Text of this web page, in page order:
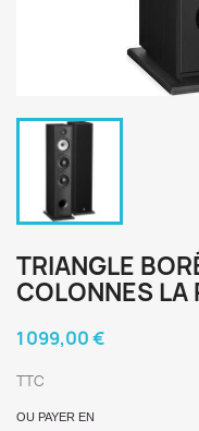
TRIANGLE
COLONNES LA
1 099,00 €
TTC
OU PAYER EN